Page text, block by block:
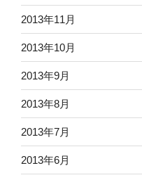
2013年11月
2013年10月
2013年9月
2013年8月
2013年7月
2013年6月